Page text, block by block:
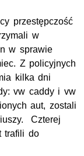
przestępczość
w
w sprawie
Z policyjnych
kilka dni
vw caddy i vw
aut, zostali
Czterej
trafili do